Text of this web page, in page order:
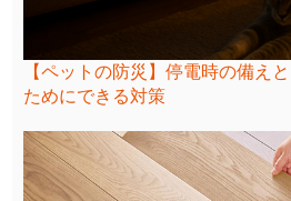
【ペットの防災】停電時の備え
ためにできる対策